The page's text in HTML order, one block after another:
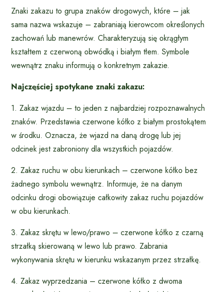
Znaki zakazu to grupa znaków drogowych, które – jak
sama nazwa wskazuje – zabraniają kierowcom określonych
zachowań lub manewrów. Charakteryzują się okrągłym
kształtem z czerwoną obwódką i białym tłem. Symbole
wewnątrz znaku informują o konkretnym zakazie.
Najczęściej spotykane znaki zakazu:
1. Zakaz wjazdu – to jeden z najbardziej rozpoznawalnych
znaków. Przedstawia czerwone kółko z białym prostokątem
w środku. Oznacza, że wjazd na daną drogę lub jej
odcinek jest zabroniony dla wszystkich pojazdów.
2. Zakaz ruchu w obu kierunkach – czerwone kółko bez
żadnego symbolu wewnątrz. Informuje, że na danym
odcinku drogi obowiązuje całkowity zakaz ruchu pojazdów
w obu kierunkach.
3. Zakaz skrętu w lewo/prawo – czerwone kółko z czarną
strzałką skierowaną w lewo lub prawo. Zabrania
wykonywania skrętu w kierunku wskazanym przez strzałkę.
4. Zakaz wyprzedzania – czerwone kółko z dwoma